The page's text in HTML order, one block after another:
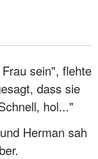
sein", flehte
dass sie
hol..."
Herman sah